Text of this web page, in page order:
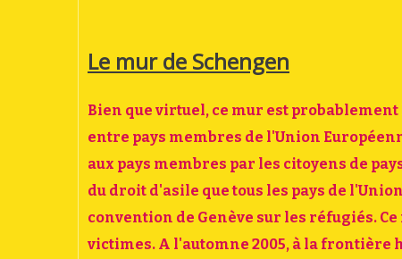
Le mur de Schengen
Bien que virtuel, ce mur est
entre pays membres de l'Union
aux pays membres par les citoyens de
du droit d'asile que tous les pays de
convention de Genève sur les réfugiés.
victimes. A l'automne 2005, à la frontière